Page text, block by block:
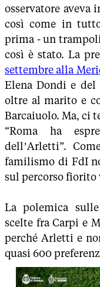
osservatore aveva
così come in
prima - un
così è stato. La
settembre alla
Elena Dondi e del
oltre al marito e
Barcaiuolo. Ma, ci
“Roma ha
dell’Arletti”.
familismo di FdI
sul percorso fiorito
La polemica
scelte fra Carpi e
perché Arletti e
quasi 600